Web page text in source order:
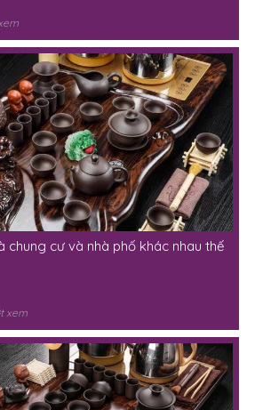
chung cư và nhà phố khác nhau thế
xem